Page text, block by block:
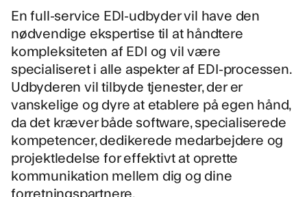
En full-service EDI-udbyder vil have den
nødvendige ekspertise til at håndtere
kompleksiteten af EDI og vil være
specialiseret i alle aspekter af EDI-processen.
Udbyderen vil tilbyde tjenester, der er
vanskelige og dyre at etablere på egen hånd,
da det kræver både software, specialiserede
kompetencer, dedikerede medarbejdere og
projektledelse for effektivt at oprette
kommunikation mellem dig og dine
forretningspartnere.